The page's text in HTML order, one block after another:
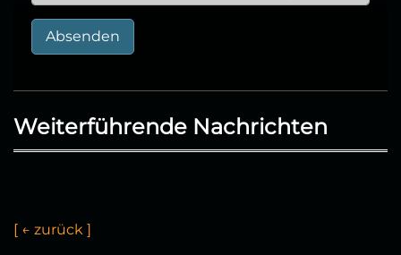
Absenden
Weiterführende Nachrichten
[ ← zurück ]